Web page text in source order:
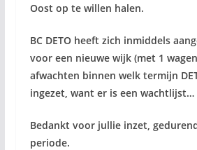
Oost op te willen halen.
BC DETO heeft zich inmiddels
voor een nieuwe wijk (met 1
afwachten binnen welk termijn
ingezet, want er is een wachtlijst…
Bedankt voor jullie inzet,
periode.